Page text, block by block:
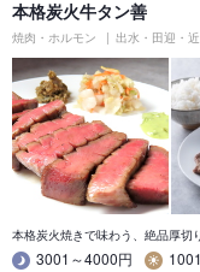
本格炭火牛タン善
焼肉・ホルモン 出水・田迎・
本格炭火焼きで味わう、絶品厚切
3001～4000円